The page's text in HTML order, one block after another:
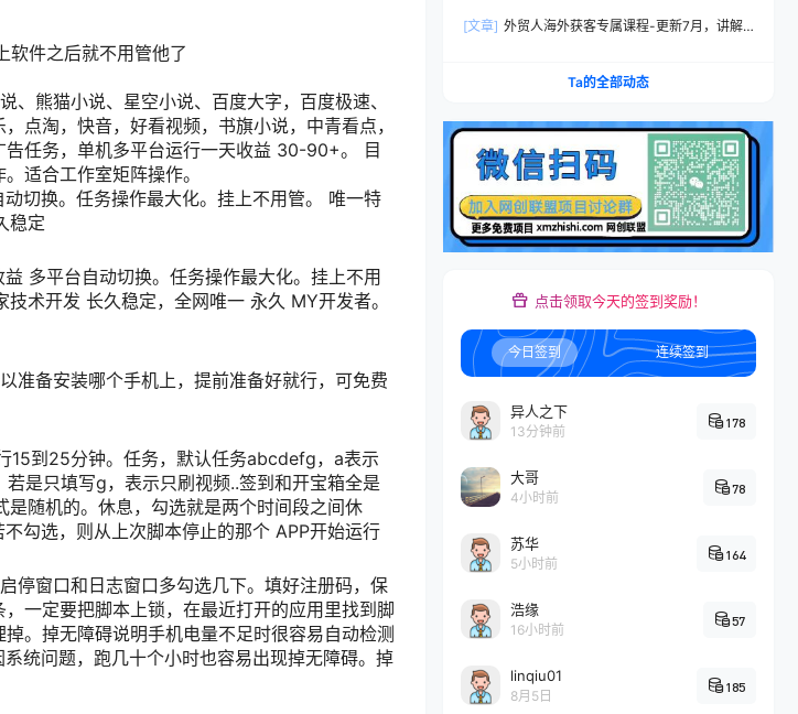
软件之后就不用管他了
熊猫小说、星空小说、百度大字，百度极速、
点淘，快音，好看视频，书旗小说，中青看点，
任务，单机多平台运行一天收益 30-90+。 目
适合工作室矩阵操作。
切换。任务操作最大化。挂上不用管。 唯一特
稳定
多平台自动切换。任务操作最大化。挂上不用
术开发 长久稳定，全网唯一 永久 MY开发者。
准备安装哪个手机上，提前准备好就行，可免费
15到25分钟。任务，默认任务abcdefg，a表示
是只填写g，表示只刷视频..签到和开宝箱全是
随机的。休息，勾选就是两个时间段之间休
勾选，则从上次脚本停止的那个 APP开始运行
停窗口和日志窗口多勾选几下。填好注册码，保
一定要把脚本上锁，在最近打开的应用里找到脚
。掉无障碍说明手机电量不足时很容易自动检测
统问题，跑几十个小时也容易出现掉无障碍。掉
拆解
[文章] 外贸人海外获客专属课程-更新7月，讲解
Ta的全部动态
点击领取今天的签到奖励！
今日签到 连续签到
异人之下
13分钟前
178
大哥
4小时前
78
苏华
5小时前
164
浩缘
16小时前
57
linqiu01
8月5日
185